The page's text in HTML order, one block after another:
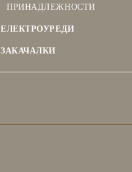
ПРИНАДЛЕЖНОСТИ
ЕЛЕКТРОУРЕДИ
ЗАКАЧАЛКИ